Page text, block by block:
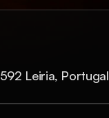
Leiria, Portugal